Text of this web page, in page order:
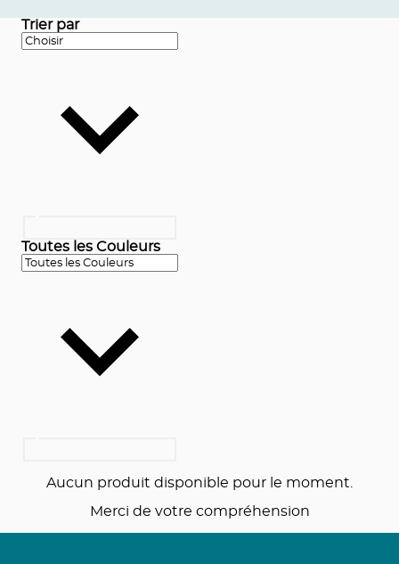
Trier par
Toutes les Couleurs
Aucun produit disponible pour le moment.
Merci de votre compréhension